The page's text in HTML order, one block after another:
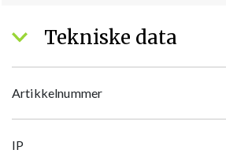
Tekniske data
Artikkelnummer
IP